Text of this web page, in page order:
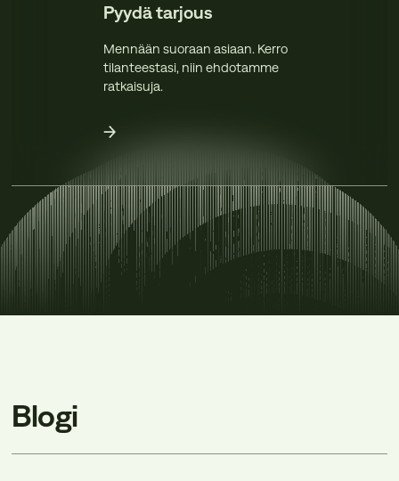
Pyydä tarjous
Mennään suoraan asiaan. Kerro
tilanteestasi, niin ehdotamme
ratkaisuja.
Blogi